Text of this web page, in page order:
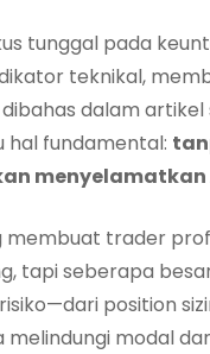
tunggal pada
teknikal,
dalam
hal fundamental:
membuat trader
tapi seberapa
position
modal